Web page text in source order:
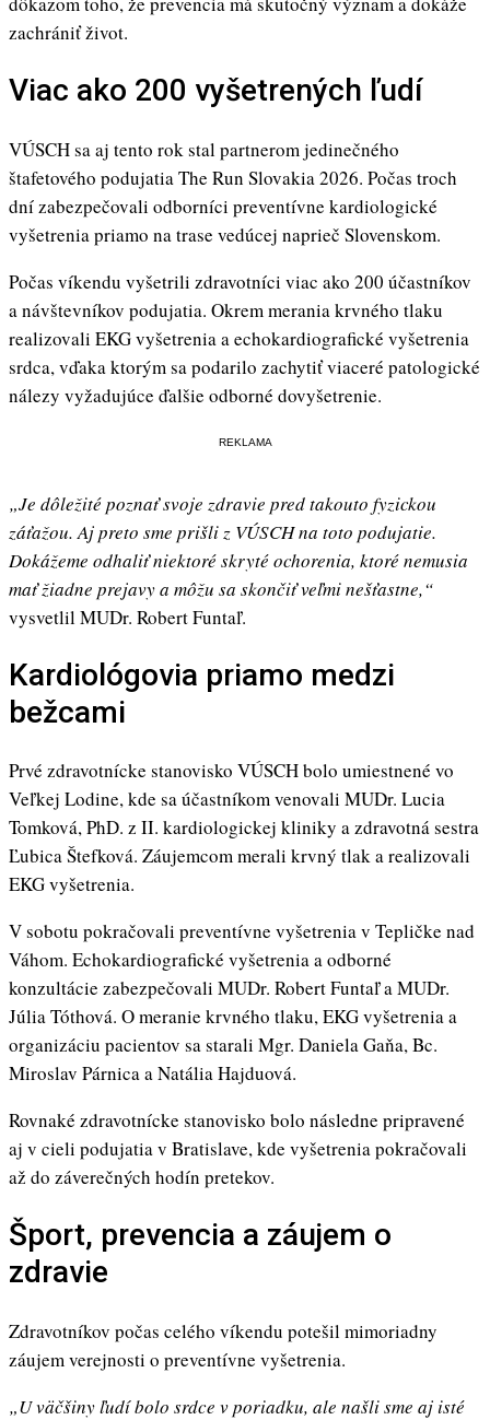
zachrániť život.
Viac ako 200 vyšetrených ľudí
VÚSCH sa aj tento rok stal partnerom jedinečného
štafetového podujatia The Run Slovakia 2026. Počas troch
dní zabezpečovali odborníci preventívne kardiologické
vyšetrenia priamo na trase vedúcej naprieč Slovenskom.
Počas víkendu vyšetrili zdravotníci viac ako 200 účastníkov
a návštevníkov podujatia. Okrem merania krvného tlaku
realizovali EKG vyšetrenia a echokardiografické vyšetrenia
srdca, vďaka ktorým sa podarilo zachytiť viaceré patologické
nálezy vyžadujúce ďalšie odborné dovyšetrenie.
REKLAMA
„Je dôležité poznať svoje zdravie pred takouto fyzickou
záťažou. Aj preto sme prišli z VÚSCH na toto podujatie.
Dokážeme odhaliť niektoré skryté ochorenia, ktoré nemusia
mať žiadne prejavy a môžu sa skončiť veľmi nešťastne,“
vysvetlil MUDr. Robert Funtaľ.
Kardiológovia priamo medzi
bežcami
Prvé zdravotnícke stanovisko VÚSCH bolo umiestnené vo
Veľkej Lodine, kde sa účastníkom venovali MUDr. Lucia
Tomková, PhD. z II. kardiologickej kliniky a zdravotná sestra
Ľubica Štefková. Záujemcom merali krvný tlak a realizovali
EKG vyšetrenia.
V sobotu pokračovali preventívne vyšetrenia v Tepličke nad
Váhom. Echokardiografické vyšetrenia a odborné
konzultácie zabezpečovali MUDr. Robert Funtaľ a MUDr.
Júlia Tóthová. O meranie krvného tlaku, EKG vyšetrenia a
organizáciu pacientov sa starali Mgr. Daniela Gaňa, Bc.
Miroslav Párnica a Natália Hajduová.
Rovnaké zdravotnícke stanovisko bolo následne pripravené
aj v cieli podujatia v Bratislave, kde vyšetrenia pokračovali
až do záverečných hodín pretekov.
Šport, prevencia a záujem o
zdravie
Zdravotníkov počas celého víkendu potešil mimoriadny
záujem verejnosti o preventívne vyšetrenia.
„U väčšiny ľudí bolo srdce v poriadku, ale našli sme aj isté